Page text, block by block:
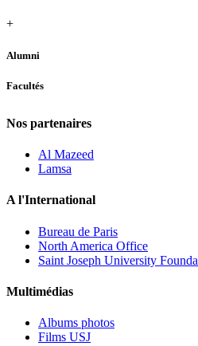
+
Alumni
Facultés
Nos partenaires
Al Mazeed
Lamsa
A l'International
Bureau de Paris
North America Office
Saint Joseph University
Multimédias
Albums photos
Films USJ